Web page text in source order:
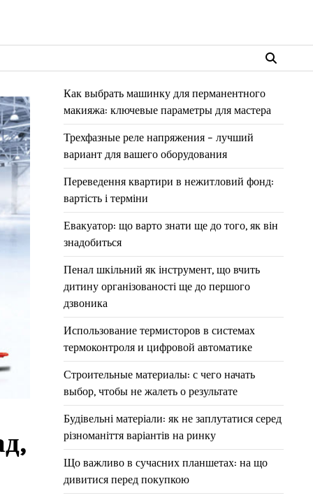
Как выбрать машинку для перманентного
макияжа: ключевые параметры для мастера
Трехфазные реле напряжения – лучший
вариант для вашего оборудования
Переведення квартири в нежитловий фонд:
вартість і терміни
Евакуатор: що варто знати ще до того, як він
знадобиться
Пенал шкільний як інструмент, що вчить
дитину організованості ще до першого
дзвоника
Использование термисторов в системах
термоконтроля и цифровой автоматике
Строительные материалы: с чего начать
выбор, чтобы не жалеть о результате
Будівельні матеріали: як не заплутатися серед
різноманіття варіантів на ринку
Що важливо в сучасних планшетах: на що
дивитися перед покупкою